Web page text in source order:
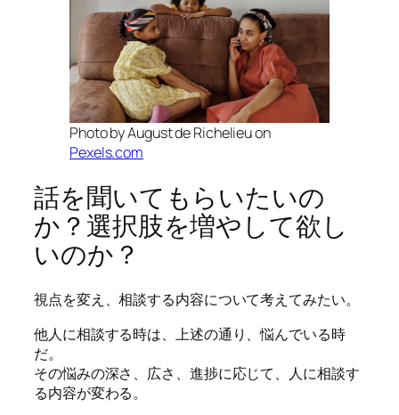
Photo by August de Richelieu on
Pexels.com
話を聞いてもらいたいの
か？選択肢を増やして欲し
いのか？
視点を変え、相談する内容について考えてみたい。
他人に相談する時は、上述の通り、悩んでいる時
だ。
その悩みの深さ、広さ、進捗に応じて、人に相談す
る内容が変わる。